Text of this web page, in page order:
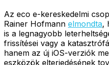
Az eco e-kereskedelmi
Rainer Hofmann elmondta,
is a legnagyobb
frissítései vagy a
hanem az új iOS-verziók
eszközök elterjedésének